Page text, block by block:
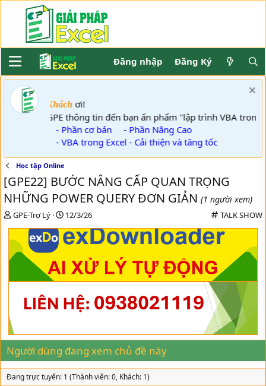
Đăng nhập Đăng Ký
Khách ơi!
GPE thông tin đến bạn ấn phẩm "lập trình VBA trong
- Phần cơ bản- Phần Nâng Cao
- VBA trong Excel - Cải thiện và tăng tốc
Học tập Online
[GPE22] BƯỚC NÂNG CẤP QUAN TRỌNG
NHỮNG POWER QUERY ĐƠN GIẢN (1 người xem)
C
t
e
o
r
TALK SHOW
T
a
s
e
r
GPE-Trợ Lý
N
à
y
i
12/3/26
Người dùng đang xem chủ đề này
Đang trực tuyến: 1 (Thành viên: 0, Khách: 1)